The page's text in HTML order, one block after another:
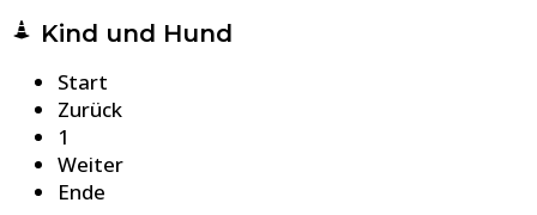
Kind und Hund
Start
Zurück
1
Weiter
Ende